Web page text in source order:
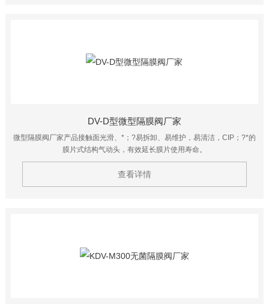
DV-D型微型隔膜阀厂家
微型隔膜阀厂家产品接触面光滑、*；?易拆卸、易维护，易清洁，CIP；?*的
膜片式结构气动头，有效延长膜片使用寿命。
查看详情